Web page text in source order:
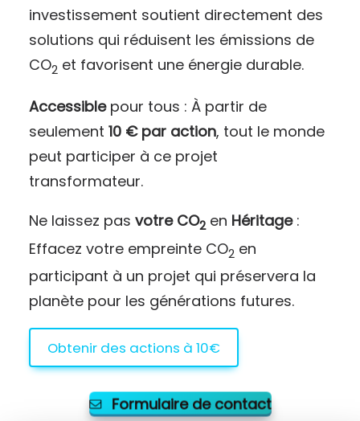
investissement soutient directement des
solutions qui réduisent les émissions de
CO2 et favorisent une énergie durable.
Accessiblepour tous : À partir de
seulement 10 € par action, tout le monde
peut participer à ce projet
transformateur.
Ne laissez pas votre CO2en Héritage:
Effacez votre empreinte CO2 en
participant à un projet qui préservera la
planète pour les générations futures.
Obtenir des actions à 10€
Formulaire de contact